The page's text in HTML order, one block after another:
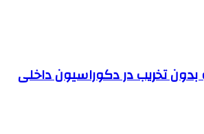
تخریب در دکوراسیون داخلی